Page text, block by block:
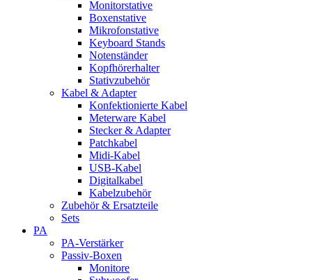
Monitorstative
Boxenstative
Mikrofonstative
Keyboard Stands
Notenständer
Kopfhörerhalter
Stativzubehör
Kabel & Adapter
Konfektionierte Kabel
Meterware Kabel
Stecker & Adapter
Patchkabel
Midi-Kabel
USB-Kabel
Digitalkabel
Kabelzubehör
Zubehör & Ersatzteile
Sets
PA
PA-Verstärker
Passiv-Boxen
Monitore